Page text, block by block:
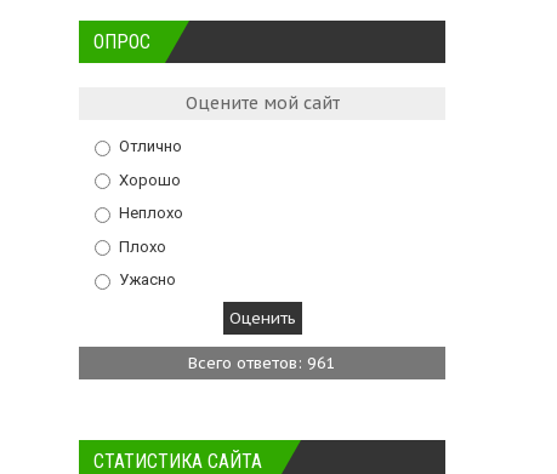
ОПРОС
Оцените мой сайт
Отлично
Хорошо
Неплохо
Плохо
Ужасно
Всего ответов: 961
СТАТИСТИКА САЙТА